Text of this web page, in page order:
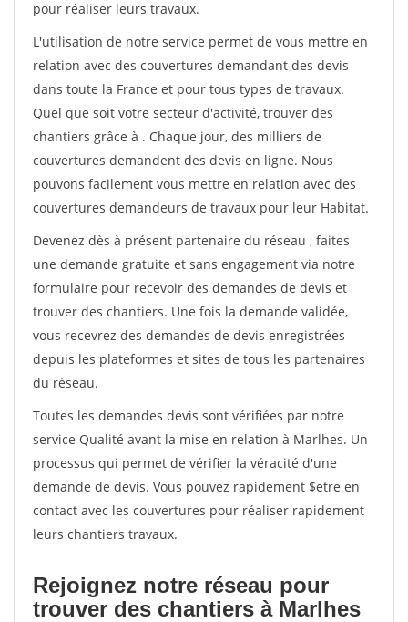
pour réaliser leurs travaux.
L'utilisation de notre service permet de vous mettre en
relation avec des couvertures demandant des devis
dans toute la France et pour tous types de travaux.
Quel que soit votre secteur d'activité, trouver des
chantiers grâce à . Chaque jour, des milliers de
couvertures demandent des devis en ligne. Nous
pouvons facilement vous mettre en relation avec des
couvertures demandeurs de travaux pour leur Habitat.
Devenez dès à présent partenaire du réseau , faites
une demande gratuite et sans engagement via notre
formulaire pour recevoir des demandes de devis et
trouver des chantiers. Une fois la demande validée,
vous recevrez des demandes de devis enregistrées
depuis les plateformes et sites de tous les partenaires
du réseau.
Toutes les demandes devis sont vérifiées par notre
service Qualité avant la mise en relation à Marlhes. Un
processus qui permet de vérifier la véracité d'une
demande de devis. Vous pouvez rapidement $etre en
contact avec les couvertures pour réaliser rapidement
leurs chantiers travaux.
Rejoignez notre réseau pour
trouver des chantiers à Marlhes